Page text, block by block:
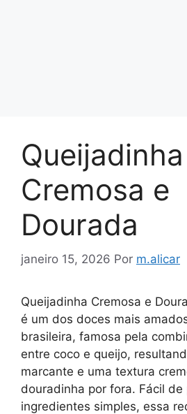
Queijadinha
Cremosa e
Dourada
janeiro 15, 2026 Por m.alicar
Queijadinha Cremosa e
é um dos doces mais
brasileira, famosa pela
entre coco e queijo,
marcante e uma textura
douradinha por fora. Fácil de
ingredientes simples, essa